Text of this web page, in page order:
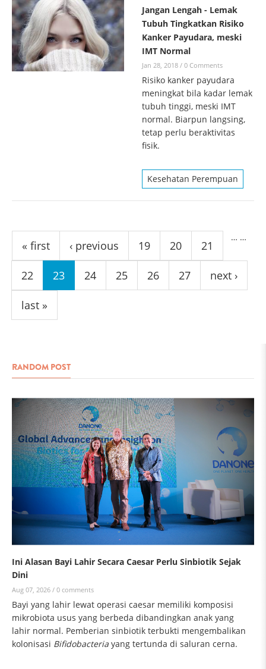
Jangan Lengah - Lemak
Tubuh Tingkatkan Risiko
Kanker Payudara, meski
IMT Normal
Jan 28, 2018 / 0 Comments
Risiko kanker payudara
meningkat bila kadar lemak
tubuh tinggi, meski IMT
normal. Biarpun langsing,
tetap perlu beraktivitas
fisik.
Kesehatan Perempuan
Pages
« first ‹ previous
…
19 20 21
22 23 24 25 26 27
…
next ›
last »
RANDOM POST
Ini Alasan Bayi Lahir Secara Caesar Perlu Sinbiotik Sejak
Dini
Aug 07, 2026 / 0 comments
Bayi yang lahir lewat operasi caesar memiliki komposisi
mikrobiota usus yang berbeda dibandingkan anak yang
lahir normal. Pemberian sinbiotik terbukti mengembalikan
kolonisasi Bifidobacteria yang tertunda di saluran cerna.